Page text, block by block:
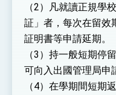
（2）凡就讀正規學
証」者，每次在留效
証明書等申請延期。
（3）持一般短期停
可向入出國管理局申
（4）在學期間短期